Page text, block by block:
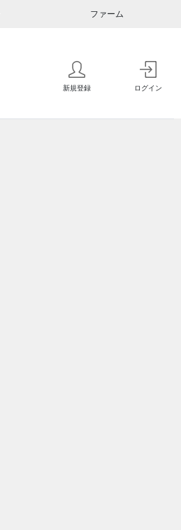
ファーム
新規登録 ログイン